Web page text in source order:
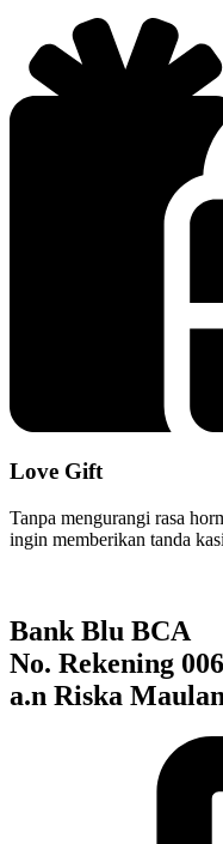
Love Gift
Tanpa mengurangi rasa
ingin memberikan tanda
Bank Blu BCA
No. Rekening
a.n Riska